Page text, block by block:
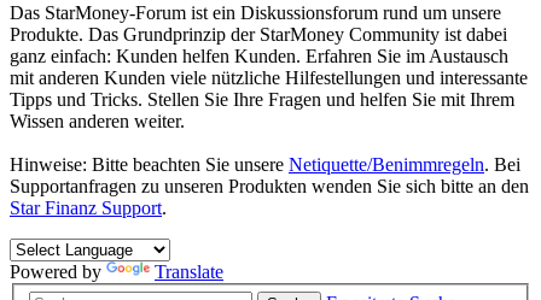
Das StarMoney-Forum ist ein Diskussionsforum rund um unsere
Produkte. Das Grundprinzip der StarMoney Community ist dabei
ganz einfach: Kunden helfen Kunden. Erfahren Sie im Austausch
mit anderen Kunden viele nützliche Hilfestellungen und interessante
Tipps und Tricks. Stellen Sie Ihre Fragen und helfen Sie mit Ihrem
Wissen anderen weiter.
Hinweise: Bitte beachten Sie unsere Netiquette/Benimmregeln. Bei
Supportanfragen zu unseren Produkten wenden Sie sich bitte an den
Star Finanz Support.
Powered by Translate